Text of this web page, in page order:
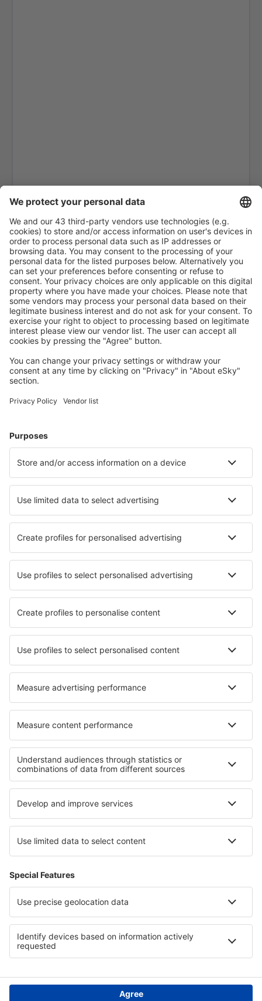
General Pico (GPO)
General Justo José de Urquiza (PRA)
El Cadillal (JUJ)
Río Grande (RGA)
Cordoba Pajas Blancas (COR)
Fisherton (ROS)
Buenos Aires
Resistencia (RES)
La Plata (LPG)
Río Cuarto (RCU)
Río Hondo (RHD)
Posadas (PSS)
Martín Miguel de Güemes (SLA)
Buenos Aires
Necochea (NEC)
Río Gallegos (RGL)
Paso de los Libres Airport (AOL)
Concordia - Comodoro Pierrestegui (COC)
Reconquista Aeroporto (RCQ)
Rincón de los Sauces (RDS)
San Rafael S.A. Santiago Germano (AFA)
Santa Rosa (RSA)
Santa Teresita (SST)
Tandil (TDL)
San Carlos de Bariloche Teniente Luis Candelaria
(BRC)
Valle del Conlara (RLO)
Villa Gesell (VGL)